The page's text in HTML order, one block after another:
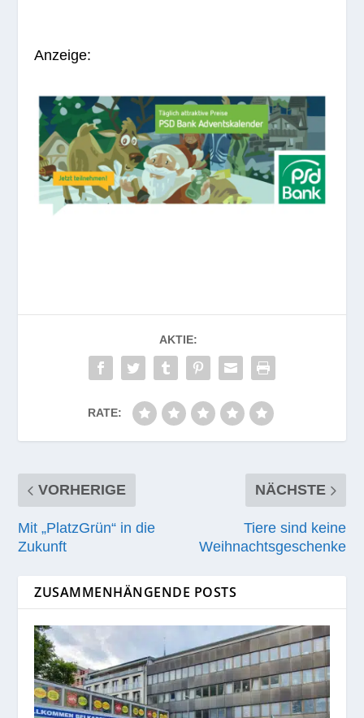
Anzeige:
AKTIE:
RATE:
VORHERIGE
Mit „PlatzGrün“ in die
Zukunft
NÄCHSTE
Tiere sind keine
Weihnachtsgeschenke
ZUSAMMENHÄNGENDE POSTS